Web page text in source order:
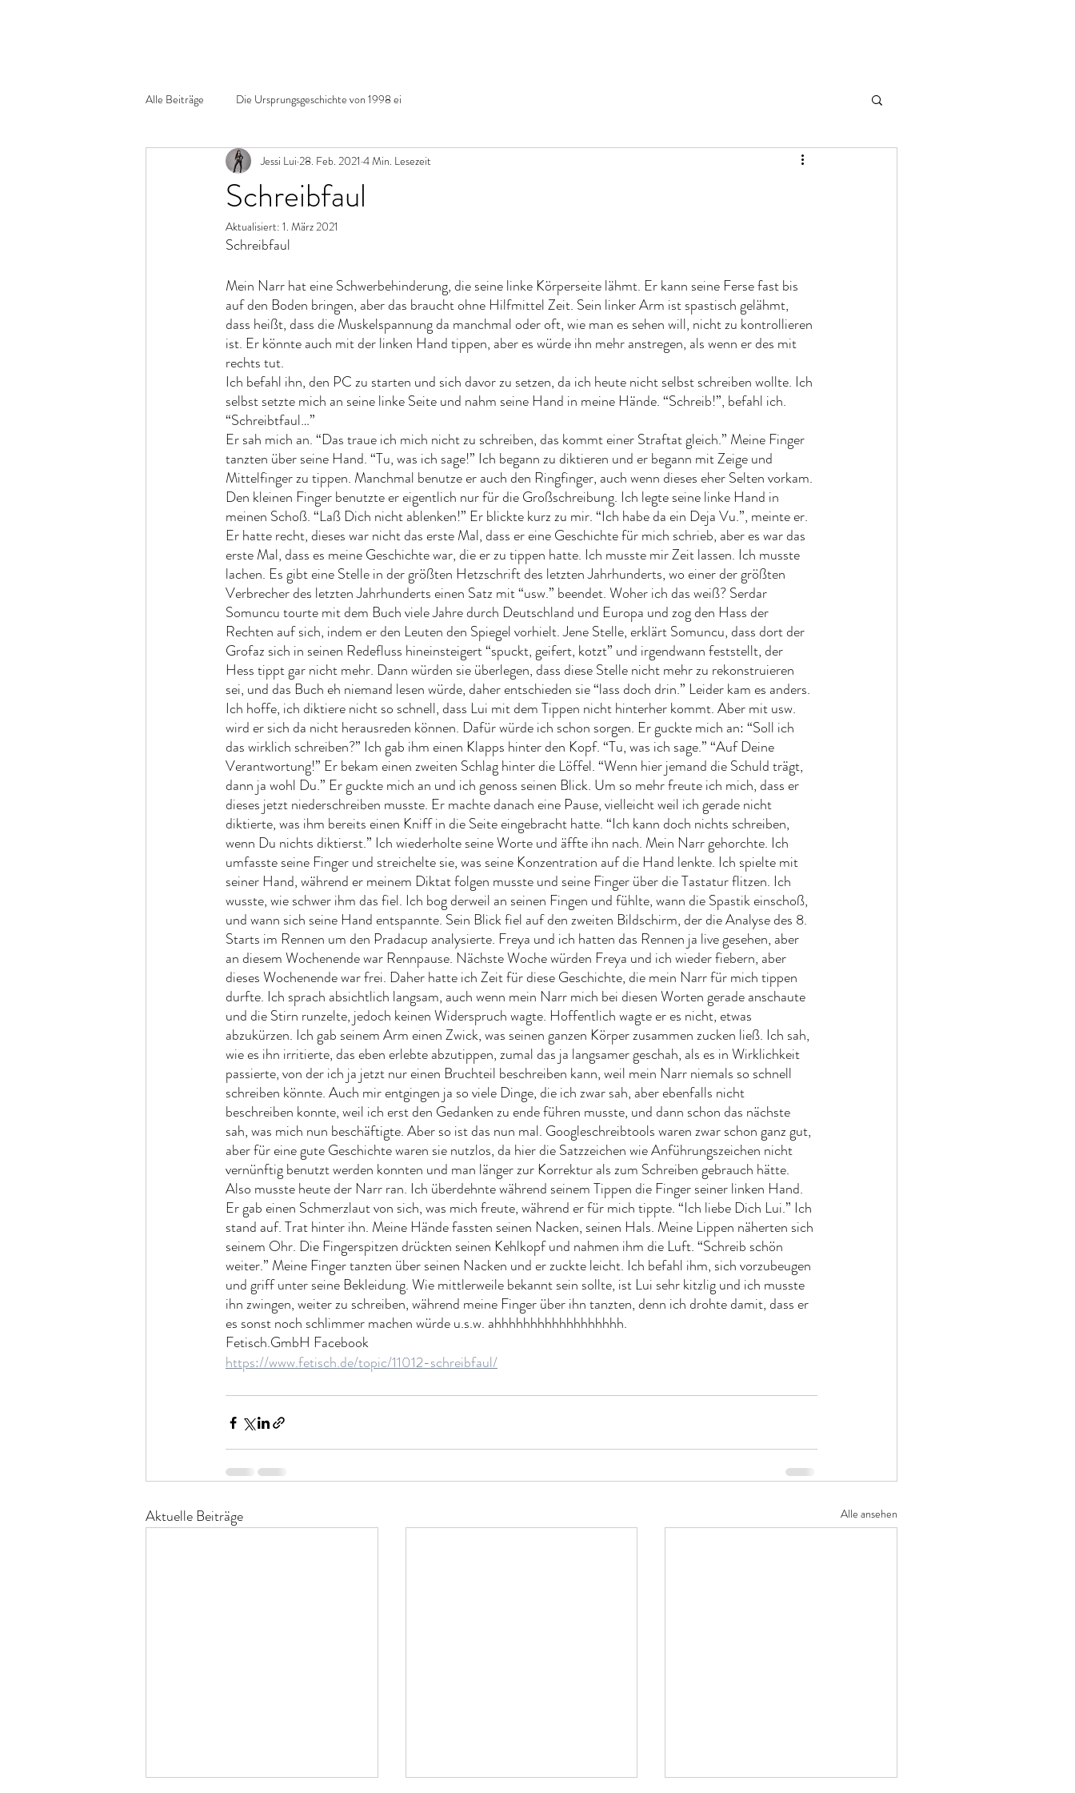
Alle Beiträge Die Ursprungsgeschichte von 1998 ei
Schreibfaul
Jessi Lui 28. Feb. 2021 4 Min. Lesezeit
Aktualisiert: 1. März 2021
Schreibfaul
Mein Narr hat eine Schwerbehinderung, die seine linke Körperseite lähmt. Er kann seine Ferse fast bis
auf den Boden bringen, aber das braucht ohne Hilfmittel Zeit. Sein linker Arm ist spastisch gelähmt,
dass heißt, dass die Muskelspannung da manchmal oder oft, wie man es sehen will, nicht zu kontrollieren
ist. Er könnte auch mit der linken Hand tippen, aber es würde ihn mehr anstregen, als wenn er des mit
rechts tut.
Ich befahl ihn, den PC zu starten und sich davor zu setzen, da ich heute nicht selbst schreiben wollte. Ich
selbst setzte mich an seine linke Seite und nahm seine Hand in meine Hände. “Schreib!”, befahl ich.
“Schreibtfaul…”
Er sah mich an. “Das traue ich mich nicht zu schreiben, das kommt einer Straftat gleich.” Meine Finger
tanzten über seine Hand. “Tu, was ich sage!” Ich begann zu diktieren und er begann mit Zeige und
Mittelfinger zu tippen. Manchmal benutze er auch den Ringfinger, auch wenn dieses eher Selten vorkam.
Den kleinen Finger benutzte er eigentlich nur für die Großschreibung. Ich legte seine linke Hand in
meinen Schoß. “Laß Dich nicht ablenken!” Er blickte kurz zu mir. “Ich habe da ein Deja Vu.”, meinte er.
Er hatte recht, dieses war nicht das erste Mal, dass er eine Geschichte für mich schrieb, aber es war das
erste Mal, dass es meine Geschichte war, die er zu tippen hatte. Ich musste mir Zeit lassen. Ich musste
lachen. Es gibt eine Stelle in der größten Hetzschrift des letzten Jahrhunderts, wo einer der größten
Verbrecher des letzten Jahrhunderts einen Satz mit “usw.” beendet. Woher ich das weiß? Serdar
Somuncu tourte mit dem Buch viele Jahre durch Deutschland und Europa und zog den Hass der
Rechten auf sich, indem er den Leuten den Spiegel vorhielt. Jene Stelle, erklärt Somuncu, dass dort der
Grofaz sich in seinen Redefluss hineinsteigert “spuckt, geifert, kotzt” und irgendwann feststellt, der
Hess tippt gar nicht mehr. Dann würden sie überlegen, dass diese Stelle nicht mehr zu rekonstruieren
sei, und das Buch eh niemand lesen würde, daher entschieden sie “lass doch drin.” Leider kam es anders.
Ich hoffe, ich diktiere nicht so schnell, dass Lui mit dem Tippen nicht hinterher kommt. Aber mit usw.
wird er sich da nicht herausreden können. Dafür würde ich schon sorgen. Er guckte mich an: “Soll ich
das wirklich schreiben?” Ich gab ihm einen Klapps hinter den Kopf. “Tu, was ich sage.” “Auf Deine
Verantwortung!” Er bekam einen zweiten Schlag hinter die Löffel. “Wenn hier jemand die Schuld trägt,
dann ja wohl Du.” Er guckte mich an und ich genoss seinen Blick. Um so mehr freute ich mich, dass er
dieses jetzt niederschreiben musste. Er machte danach eine Pause, vielleicht weil ich gerade nicht
diktierte, was ihm bereits einen Kniff in die Seite eingebracht hatte. “Ich kann doch nichts schreiben,
wenn Du nichts diktierst.” Ich wiederholte seine Worte und äffte ihn nach. Mein Narr gehorchte. Ich
umfasste seine Finger und streichelte sie, was seine Konzentration auf die Hand lenkte. Ich spielte mit
seiner Hand, während er meinem Diktat folgen musste und seine Finger über die Tastatur flitzen. Ich
wusste, wie schwer ihm das fiel. Ich bog derweil an seinen Fingen und fühlte, wann die Spastik einschoß,
und wann sich seine Hand entspannte. Sein Blick fiel auf den zweiten Bildschirm, der die Analyse des 8.
Starts im Rennen um den Pradacup analysierte. Freya und ich hatten das Rennen ja live gesehen, aber
an diesem Wochenende war Rennpause. Nächste Woche würden Freya und ich wieder fiebern, aber
dieses Wochenende war frei. Daher hatte ich Zeit für diese Geschichte, die mein Narr für mich tippen
durfte. Ich sprach absichtlich langsam, auch wenn mein Narr mich bei diesen Worten gerade anschaute
und die Stirn runzelte, jedoch keinen Widerspruch wagte. Hoffentlich wagte er es nicht, etwas
abzukürzen. Ich gab seinem Arm einen Zwick, was seinen ganzen Körper zusammen zucken ließ. Ich sah,
wie es ihn irritierte, das eben erlebte abzutippen, zumal das ja langsamer geschah, als es in Wirklichkeit
passierte, von der ich ja jetzt nur einen Bruchteil beschreiben kann, weil mein Narr niemals so schnell
schreiben könnte. Auch mir entgingen ja so viele Dinge, die ich zwar sah, aber ebenfalls nicht
beschreiben konnte, weil ich erst den Gedanken zu ende führen musste, und dann schon das nächste
sah, was mich nun beschäftigte. Aber so ist das nun mal. Googleschreibtools waren zwar schon ganz gut,
aber für eine gute Geschichte waren sie nutzlos, da hier die Satzzeichen wie Anführungszeichen nicht
vernünftig benutzt werden konnten und man länger zur Korrektur als zum Schreiben gebrauch hätte.
Also musste heute der Narr ran. Ich überdehnte während seinem Tippen die Finger seiner linken Hand.
Er gab einen Schmerzlaut von sich, was mich freute, während er für mich tippte. “Ich liebe Dich Lui.” Ich
stand auf. Trat hinter ihn. Meine Hände fassten seinen Nacken, seinen Hals. Meine Lippen näherten sich
seinem Ohr. Die Fingerspitzen drückten seinen Kehlkopf und nahmen ihm die Luft. “Schreib schön
weiter.” Meine Finger tanzten über seinen Nacken und er zuckte leicht. Ich befahl ihm, sich vorzubeugen
und griff unter seine Bekleidung. Wie mittlerweile bekannt sein sollte, ist Lui sehr kitzlig und ich musste
ihn zwingen, weiter zu schreiben, während meine Finger über ihn tanzten, denn ich drohte damit, dass er
es sonst noch schlimmer machen würde u.s.w. ahhhhhhhhhhhhhhhhhh.
Fetisch.GmbH Facebook
https://www.fetisch.de/topic/11012-schreibfaul/
Aktuelle Beiträge Alle ansehen